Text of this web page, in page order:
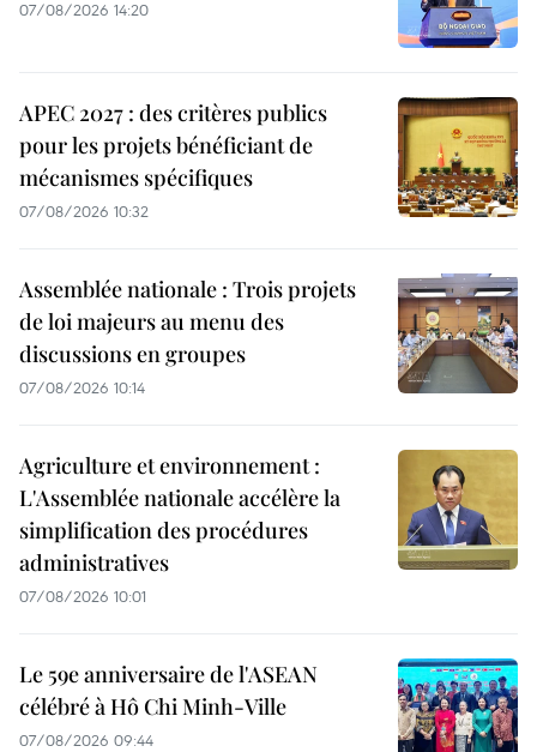
07/08/2026 14:20
APEC 2027 : des critères publics
pour les projets bénéficiant de
mécanismes spécifiques
07/08/2026 10:32
Assemblée nationale : Trois projets
de loi majeurs au menu des
discussions en groupes
07/08/2026 10:14
Agriculture et environnement :
L'Assemblée nationale accélère la
simplification des procédures
administratives
07/08/2026 10:01
Le 59e anniversaire de l'ASEAN
célébré à Hô Chi Minh-Ville
07/08/2026 09:44